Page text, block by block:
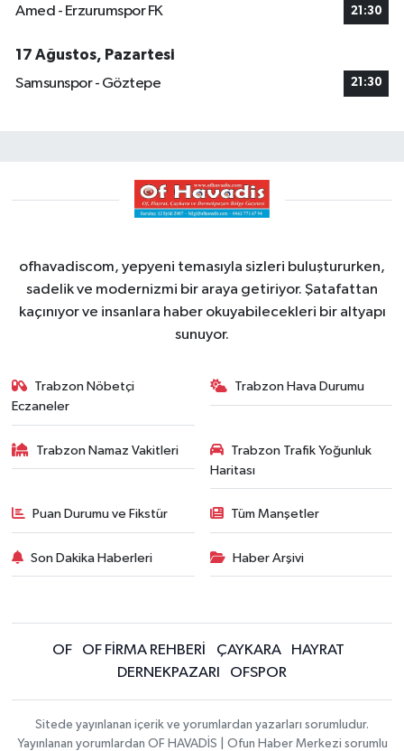
Amed - Erzurumspor FK 21:30
17 Ağustos, Pazartesi
Samsunspor - Göztepe
21:30
ofhavadiscom, yepyeni temasıyla sizleri buluştururken,
sadelik ve modernizmi bir araya getiriyor. Şatafattan
kaçınıyor ve insanlara haber okuyabilecekleri bir altyapı
sunuyor.
Trabzon Nöbetçi
Eczaneler
Trabzon Hava Durumu
Trabzon Namaz Vakitleri
Trabzon Trafik Yoğunluk
Haritası
Puan Durumu ve Fikstür Tüm Manşetler
Son Dakika Haberleri Haber Arşivi
OF OF FİRMA REHBERİ ÇAYKARA
HAYRAT
DERNEKPAZARI
OFSPOR
Sitede yayınlanan içerik ve yorumlardan yazarları sorumludur.
Yayınlanan yorumlardan OF HAVADİS | Ofun Haber Merkezi sorumlu